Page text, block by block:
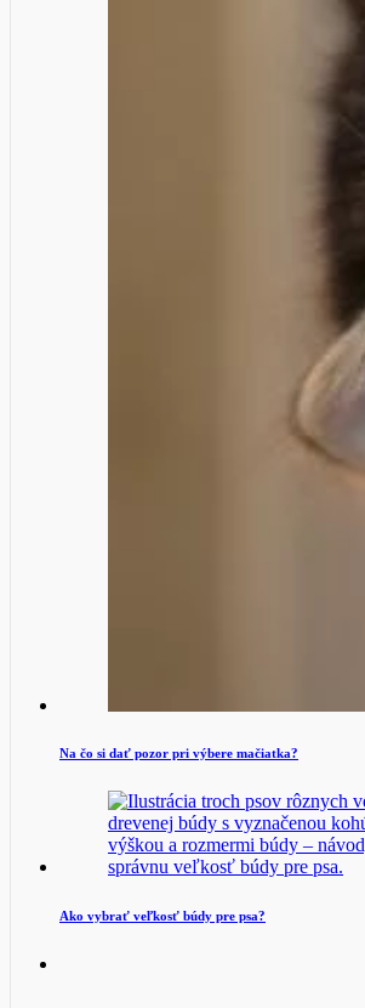
Na čo si dať pozor pri výbere mačiatka?
Ako vybrať veľkosť búdy pre psa?